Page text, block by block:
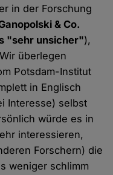
in der Forschung
& Co.
"sehr unsicher"),
überlegen
Potsdam-Institut
in Englisch
Interesse) selbst
würde es in
interessieren,
Forschern) die
weniger schlimm